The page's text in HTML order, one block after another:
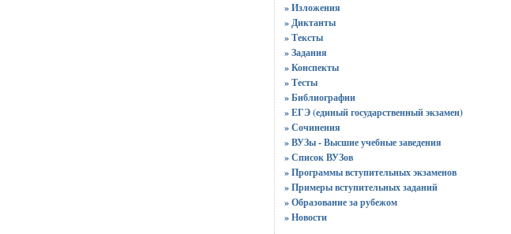
» Изложения
» Диктанты
» Тексты
» Задания
» Конспекты
» Тесты
» Библиографии
» ЕГЭ (единый государственный экзамен)
» Сочинения
» ВУЗы - Высшие учебные заведения
» Список ВУЗов
» Программы вступительных экзаменов
» Примеры вступительных заданий
» Образование за рубежом
» Новости